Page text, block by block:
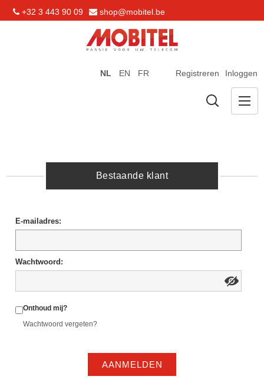
+32 3 443 90 09 shop@mobitel.be
Registreren Inloggen
NL EN FR
Bestaande klant
E-mailadres:
Wachtwoord:
Onthoud mij?
Wachtwoord vergeten?
AANMELDEN